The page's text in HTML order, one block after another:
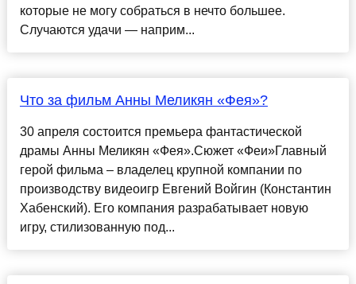
которые не могу собраться в нечто большее.
Случаются удачи — наприм...
Что за фильм Анны Меликян «Фея»?
30 апреля состоится премьера фантастической
драмы Анны Меликян «Фея».Сюжет «Феи»Главный
герой фильма – владелец крупной компании по
производству видеоигр Евгений Войгин (Константин
Хабенский). Его компания разрабатывает новую
игру, стилизованную под...